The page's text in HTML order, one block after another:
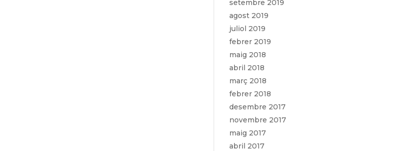
setembre 2019
agost 2019
juliol 2019
febrer 2019
maig 2018
abril 2018
març 2018
febrer 2018
desembre 2017
novembre 2017
maig 2017
abril 2017